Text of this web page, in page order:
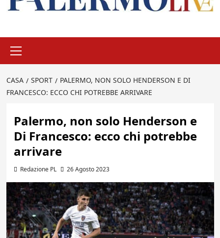
principale
CASA SPORT
PALERMO, NON SOLO HENDERSON E DI
FRANCESCO: ECCO CHI POTREBBE ARRIVARE
Palermo, non solo Henderson e
Di Francesco: ecco chi potrebbe
arrivare
Redazione PL 26 Agosto 2023